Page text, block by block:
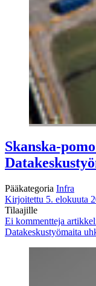
Skanska-
Pääkategoria Infra
Kirjoitettu 5. elokuuta
Tilaajille
Ei kommentteja
Datakeskustyömaita